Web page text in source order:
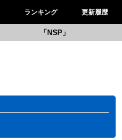
ランキング 更新履歴
「NSP」